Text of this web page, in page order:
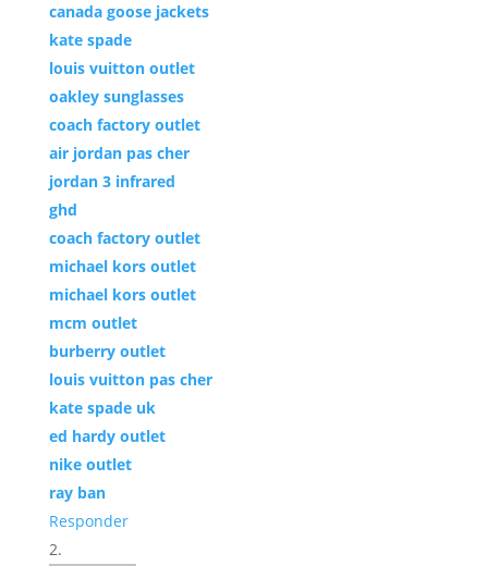
canada goose jackets
kate spade
louis vuitton outlet
oakley sunglasses
coach factory outlet
air jordan pas cher
jordan 3 infrared
ghd
coach factory outlet
michael kors outlet
michael kors outlet
mcm outlet
burberry outlet
louis vuitton pas cher
kate spade uk
ed hardy outlet
nike outlet
ray ban
Responder